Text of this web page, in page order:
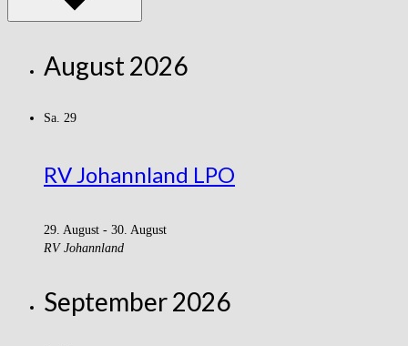
August 2026
Sa. 29
RV Johannland LPO
29. August - 30. August
RV Johannland
September 2026